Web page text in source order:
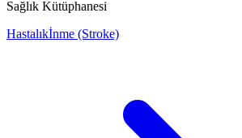
Sağlık Kütüphanesi
Hastalıkİnme (Stroke)